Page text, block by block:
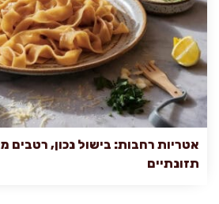
אטריות רחבות: בישול נכון, רטבים
תזונתיים